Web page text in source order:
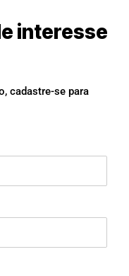
interesse
cadastre-se para